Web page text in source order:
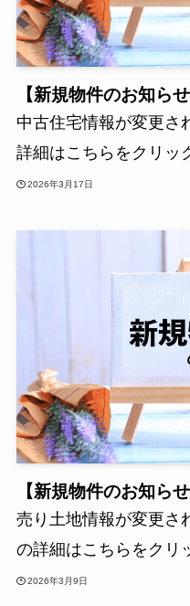
【新規物件のお知らせ
中古住宅情報が変更さ
詳細はこちらをクリッ
2026年3月17日
【新規物件のお知らせ
売り土地情報が変更さ
の詳細はこちらをクリ
2026年3月9日